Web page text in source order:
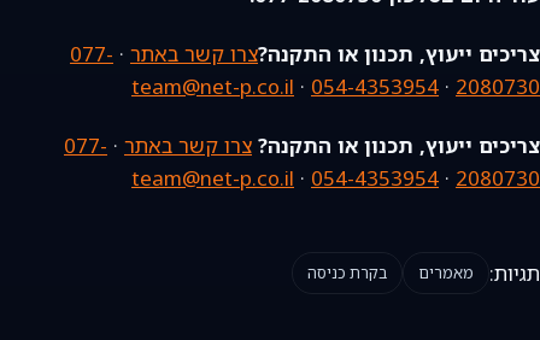
צריכים ייעוץ, תכנון או התקנה?צרו קשר באתר ·
077-
2080730
·
054-4353954
·
team@net-p.co.il
צריכים ייעוץ, תכנון או התקנה? צרו קשר באתר ·
077-
2080730
·
054-4353954
·
team@net-p.co.il
תגיות: מאמרים בקרת כניסה